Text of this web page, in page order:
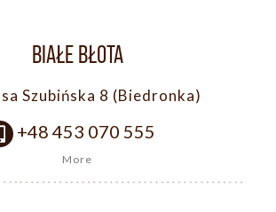
BIAŁE BŁOTA
Szubińska 8 (Biedronka)
+48 453 070 555
More